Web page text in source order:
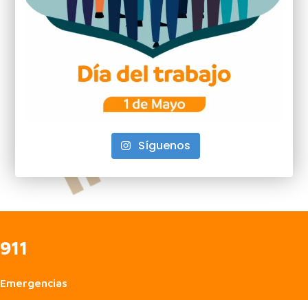
Síguenos
911
Emergencias